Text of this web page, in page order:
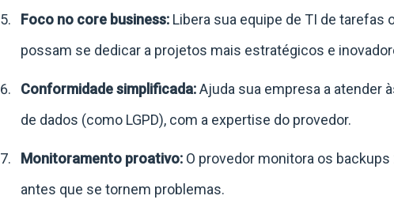
Foco no core business: Libera sua equipe de TI de tarefas
possam se dedicar a projetos mais estratégicos e
Conformidade simplificada:Ajuda sua empresa a atender
de dados (como LGPD), com a expertise do provedor.
Monitoramento proativo: O provedor monitora os
antes que se tornem problemas.